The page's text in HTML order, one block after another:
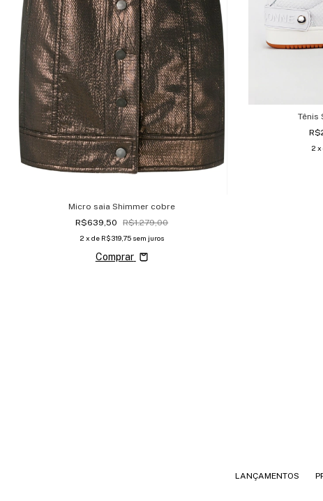
Micro saia Shimmer cobre
R$639,50
R$1.279,00
2 x de R$319,75 sem juros
Comprar
Tênis
2 x
LANÇAMENTOS